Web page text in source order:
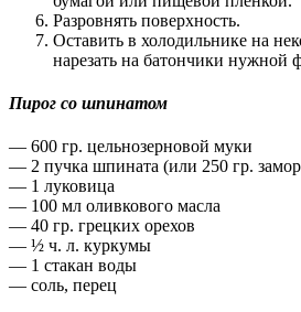
Разровнять поверхность.
Оставить в холодильнике на
нарезать на батончики нужной
Пирог со шпинатом
— 600 гр. цельнозерновой муки
— 2 пучка шпината (или 250 гр.
— 1 луковица
— 100 мл оливкового масла
— 40 гр. грецких орехов
— ½ ч. л. куркумы
— 1 стакан воды
— соль, перец